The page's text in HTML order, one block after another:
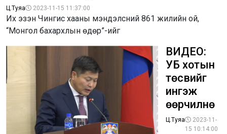
Ц.Туяа 2023-11-15 11:37:00
Их эзэн Чингис хааны мэндэлсний 861 жилийн ой,
“Монгол бахархлын өдөр”-ийг
ВИДЕО:
УБ хотын
төсвийг
ингэж
өөрчилнө
Ц.Туяа
2023-11-
15 10:14:00